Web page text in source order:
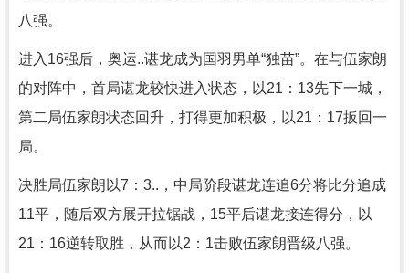
八强。
进入16强后，奥运..谌龙成为国羽男单“独苗”。在与伍家朗
的对阵中，首局谌龙较快进入状态，以21：13先下一城，
第二局伍家朗状态回升，打得更加积极，以21：17扳回一
局。
决胜局伍家朗以7：3..，中局阶段谌龙连追6分将比分追成
11平，随后双方展开拉锯战，15平后谌龙接连得分，以
21：16逆转取胜，从而以2：1击败伍家朗晋级八强。